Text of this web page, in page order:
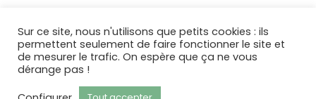
Profitez d'une livraison en 48 heures ou venez retirer votre
commande dansnotre magasin du Castellet !
Sur ce site, nous n'utilisons que petits cookies : ils
permettent seulement de faire fonctionner le site et
de mesurer le trafic. On espère que ça ne vous
dérange pas !